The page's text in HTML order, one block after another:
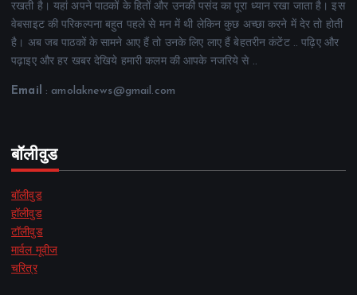
रखती है। यहां अपने पाठकों के हितों और उनकी पसंद का पूरा ध्यान रखा जाता है। इस
वेबसाइट की परिकल्पना बहुत पहले से मन में थी लेकिन कुछ अच्छा करने में देर तो होती
है। अब जब पाठकों के सामने आए हैं तो उनके लिए लाए हैं बेहतरीन कंटेंट .. पढ़िए और
पढ़ाइए और हर खबर देखिये हमारी कलम की आपके नजरिये से ..
Email : amolaknews@gmail.com
बॉलीवुड
बॉलीवुड
हॉलीवुड
टॉलीवुड
मार्वल मूवीज
चरित्र